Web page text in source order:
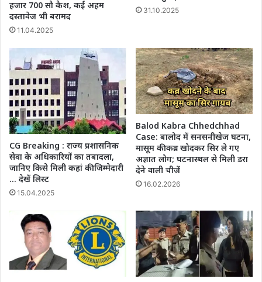
हजार 700 सौ कैश, कई अहम
दस्तावेज भी बरामद
11.04.2025
31.10.2025
CG Breaking : राज्य प्रशासनिक
सेवा के अधिकारियों का तबादला,
जानिए किसे मिली कहां की जिम्मेदारी
… देखें लिस्ट
15.04.2025
Balod Kabra Chhedchhad
Case: बालोद में सनसनीखेज घटना,
मासूम की कब्र खोदकर सिर ले गए
अज्ञात लोग; घटनास्थल से मिली डरा
देने वाली चीजें
16.02.2026